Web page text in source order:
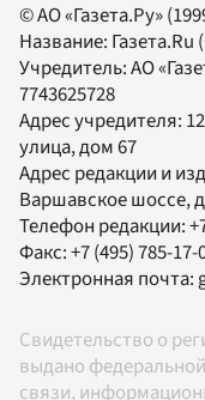
© АО «Газета.Ру»
Название: Газета.Ru
Учредитель:АО
7743625728
Адрес учредителя:
улица, дом 67
Адрес редакции и
Варшавское шоссе,
Телефон редакции:
Факс:+7 (495) 785-17-
Электронная почта:
Свидетельство о
выдано
связи,